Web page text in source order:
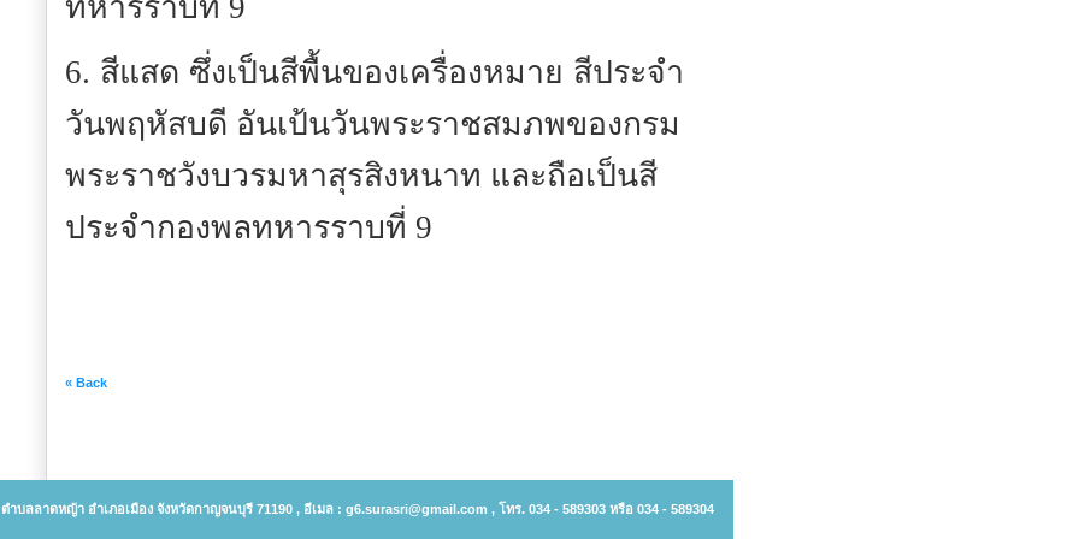
ทหารราบที่ 9
6. สีแสด ซึ่งเป็นสีพื้นของเครื่องหมาย สีประจำ
วันพฤหัสบดี อันเป้นวันพระราชสมภพของกรม
พระราชวังบวรมหาสุรสิงหนาท และถือเป็นสี
ประจำกองพลทหารราบที่ 9
« Back
บลลาดหญ้า อำเภอเมือง จังหวัดกาญจนบุรี 71190 , อีเมล : g6.surasri@gmail.com , โทร. 034 - 589303 หรือ 034 - 589304